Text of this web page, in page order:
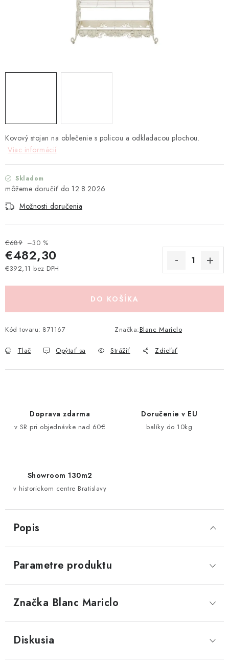
VŠETKY PRODUKTY
Ako nakupovať Doprava a platba
Podmienky ochrany osobných údajov
Kovový stojan na oblečenie s policou a odkladacou plochou.
Viac informácií
Skladom
12.8.2026
Možnosti doručenia
€689 –30 %
€482,30
€392,11 bez DPH
DO KOŠÍKA
Kód tovaru: 871167 Značka:Blanc Mariclo
Tlač Opýtať sa Strážiť Zdieľať
Doprava zdarma
v SR pri objednávke nad 60€
Doručenie v EU
balíky do 10kg
Showroom 130m2
v historickom centre Bratislavy
Popis
Parametre produktu
Značka Blanc Mariclo
Diskusia